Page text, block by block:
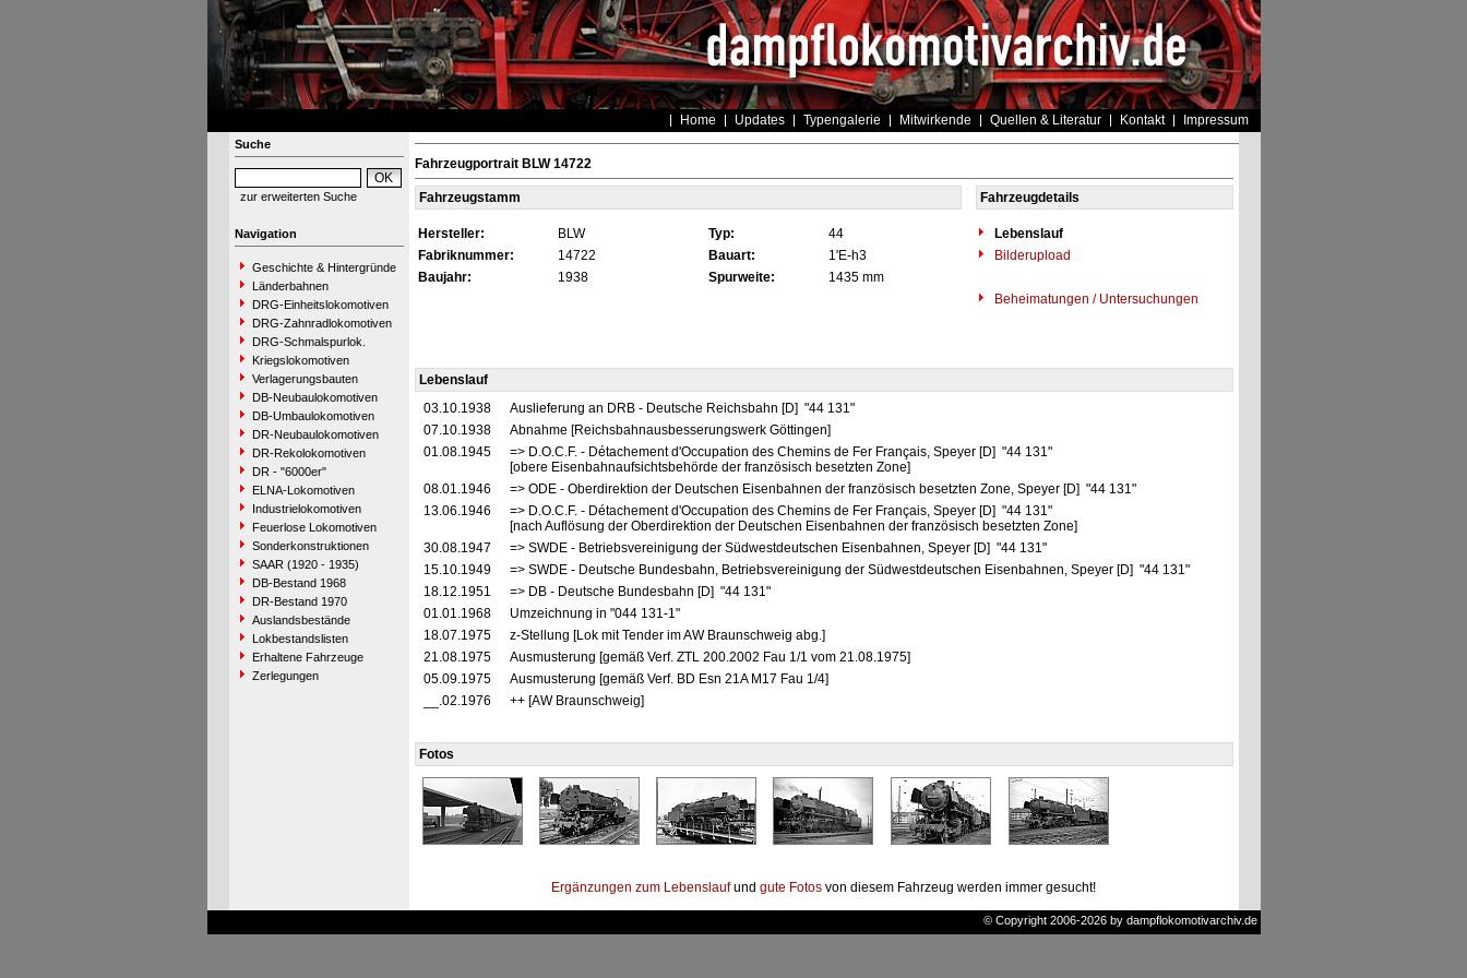
Home Updates Typengalerie Mitwirkende Quellen & Literatur Kontakt Impressum
Suche
zur erweiterten Suche
Navigation
Geschichte & Hintergründe
Länderbahnen
DRG-Einheitslokomotiven
DRG-Zahnradlokomotiven
DRG-Schmalspurlok.
Kriegslokomotiven
Verlagerungsbauten
DB-Neubaulokomotiven
DB-Umbaulokomotiven
DR-Neubaulokomotiven
DR-Rekolokomotiven
DR - "6000er"
ELNA-Lokomotiven
Industrielokomotiven
Feuerlose Lokomotiven
Sonderkonstruktionen
SAAR (1920 - 1935)
DB-Bestand 1968
DR-Bestand 1970
Auslandsbestände
Lokbestandslisten
Erhaltene Fahrzeuge
Zerlegungen
Fahrzeugportrait BLW 14722
Fahrzeugstamm Fahrzeugdetails
Hersteller: BLW Typ: 44
Lebenslauf
Fabriknummer:
14722 Bauart: 1'E-h3
Bilderupload
Baujahr:
1938 Spurweite:
1435 mm
Beheimatungen / Untersuchungen
Lebenslauf
03.10.1938
Auslieferung an DRB - Deutsche Reichsbahn [D] "44 131"
07.10.1938
Abnahme [Reichsbahnausbesserungswerk Göttingen]
01.08.1945
=> D.O.C.F. - Détachement d'Occupation des Chemins de Fer Français, Speyer [D] "44 131"
[obere Eisenbahnaufsichtsbehörde der französisch besetzten Zone]
08.01.1946
=> ODE - Oberdirektion der Deutschen Eisenbahnen der französisch besetzten Zone, Speyer [D] "44 131"
13.06.1946
=> D.O.C.F. - Détachement d'Occupation des Chemins de Fer Français, Speyer [D] "44 131"
[nach Auflösung der Oberdirektion der Deutschen Eisenbahnen der französisch besetzten Zone]
30.08.1947
=> SWDE - Betriebsvereinigung der Südwestdeutschen Eisenbahnen, Speyer [D] "44 131"
15.10.1949
=> SWDE - Deutsche Bundesbahn, Betriebsvereinigung der Südwestdeutschen Eisenbahnen, Speyer [D] "44 131"
18.12.1951
=> DB - Deutsche Bundesbahn [D] "44 131"
01.01.1968
Umzeichnung in "044 131-1"
18.07.1975
z-Stellung [Lok mit Tender im AW Braunschweig abg.]
21.08.1975
Ausmusterung [gemäß Verf. ZTL 200.2002 Fau 1/1 vom 21.08.1975]
05.09.1975
Ausmusterung [gemäß Verf. BD Esn 21A M17 Fau 1/4]
__.02.1976
++ [AW Braunschweig]
Fotos
Ergänzungen zum Lebenslaufund gute Fotos von diesem Fahrzeug werden immer gesucht!
© Copyright 2006-2026 by dampflokomotivarchiv.de